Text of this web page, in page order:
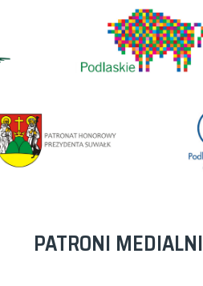
PATRONI MEDIALNI